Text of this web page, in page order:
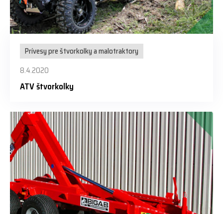
Prívesy pre štvorkolky a malotraktory
8.4.2020
ATV štvorkolky